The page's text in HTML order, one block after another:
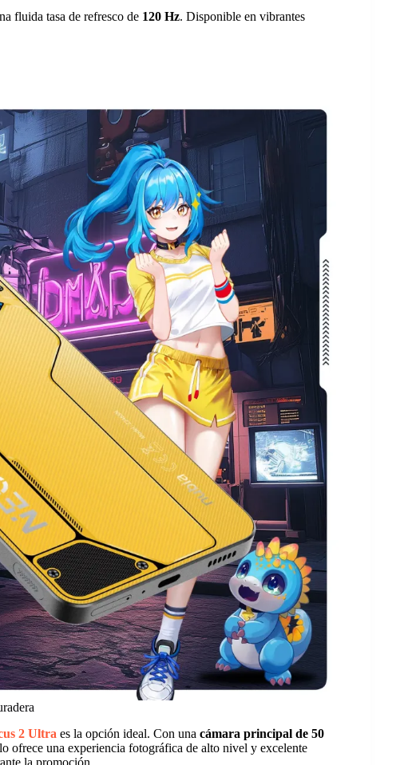
fluida tasa de refresco de 120 Hz. Disponible en vibrantes
2 Ultra es la opción ideal. Con una cámara principal de 50
ofrece una experiencia fotográfica de alto nivel y excelente
la promoción.